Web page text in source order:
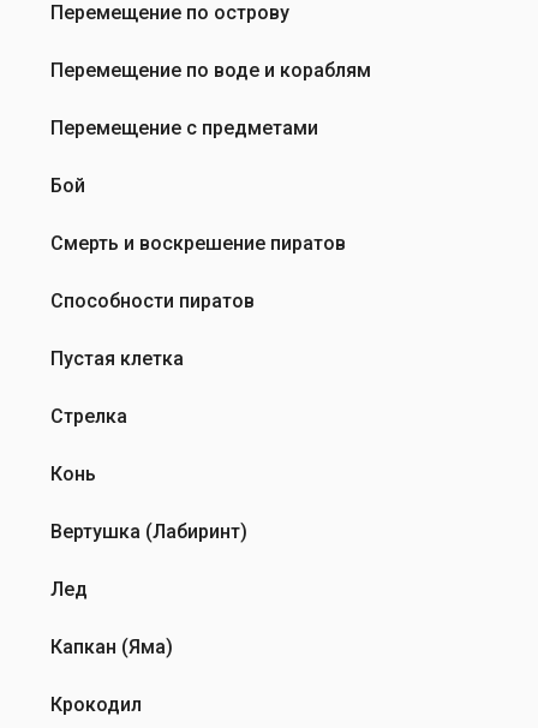
…
Вера
2
2
у
а
и
и
от
Перемещение по острову
Перемещение по воде и кораблям
Перемещение с предметами
Бой
Смерть и воскрешение пиратов
Способности пиратов
Пустая клетка
Стрелка
Конь
Вертушка (Лабиринт)
Лед
Капкан (Яма)
Крокодил